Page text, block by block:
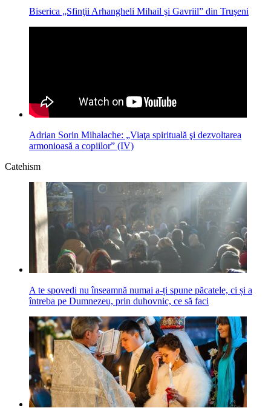
Biserica „Sfinţii Arhangheli Mihail şi Gavriil” din Truşeni
Adrian Sorin Mihalache: „Viaţa spirituală şi dezvoltarea
armonioasă a copiilor” (IV)
Catehism
A te spovedi nu înseamnă numai a-ți spune păcatele, ci și a
întreba pe Dumnezeu, prin duhovnic, ce să faci